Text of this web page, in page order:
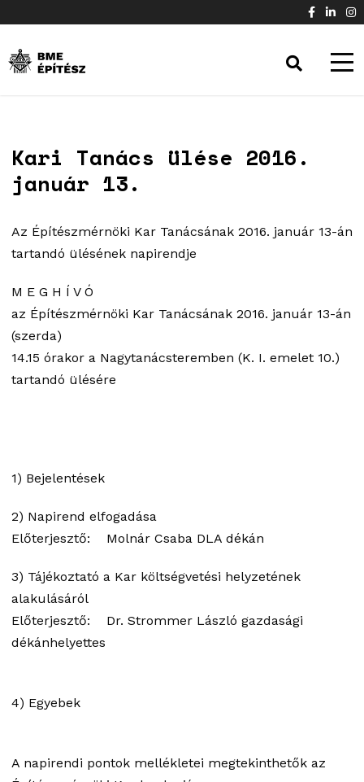
Kari Tanács ülése 2016.
január 13.
Az Építészmérnöki Kar Tanácsának 2016. január 13-án
tartandó ülésének napirendje
M E G H Í V Ó
az Építészmérnöki Kar Tanácsának 2016. január 13-án
(szerda)
14.15 órakor a Nagytanácsteremben (K. I. emelet 10.)
tartandó ülésére
1) Bejelentések
2) Napirend elfogadása
Előterjesztő: Molnár Csaba DLA dékán
3) Tájékoztató a Kar költségvetési helyzetének
alakulásáról
Előterjesztő: Dr. Strommer László gazdasági
dékánhelyettes
4) Egyebek
A napirendi pontok mellékletei megtekinthetők az